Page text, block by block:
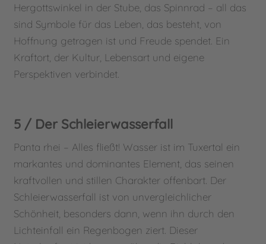
Hergottswinkel in der Stube, das Spinnrad – all das
sind Symbole für das Leben, das besteht, von
Hoffnung getragen ist und Freude spendet. Ein
Kraftort, der Kultur, Lebensart und eigene
Perspektiven verbindet.
5 / Der Schleierwasserfall
Panta rhei – Alles fließt! Wasser ist im Tuxertal ein
markantes und dominantes Element, das seinen
kraftvollen und stillen Charakter offenbart. Der
Schleierwasserfall ist von unvergleichlicher
Schönheit, besonders dann, wenn ihn durch den
Lichteinfall ein Regenbogen ziert. Dieser